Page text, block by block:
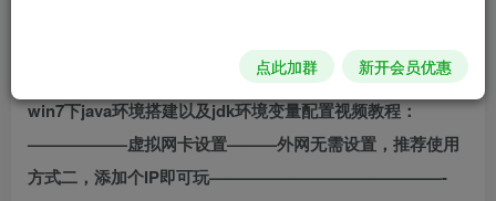
以管理员身份运行【一键java环境添加】
win7下java环境搭建以及jdk环境变量配置视频教程：
——————虚拟网卡设置———外网无需设置，推荐使用
方式二，添加个IP即可玩——————————————-
点此加群 新开会员优惠